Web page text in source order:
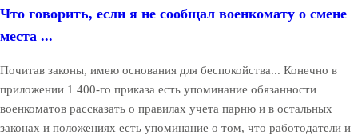
Что говорить, если я не сообщал военкомату о смене
места ...
Почитав законы, имею основания для беспокойства... Конечно в
приложении 1 400-го приказа есть упоминание обязанности
военкоматов рассказать о правилах учета парню и в остальных
законах и положениях есть упоминание о том, что работодатели и